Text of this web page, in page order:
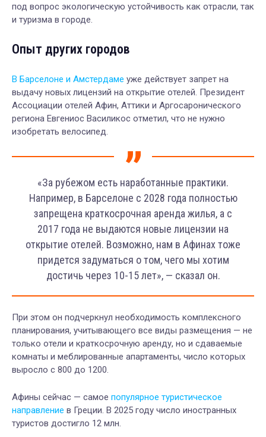
под вопрос экологическую устойчивость как отрасли, так
и туризма в городе.
Опыт других городов
В Барселоне и Амстердаме уже действует запрет на
выдачу новых лицензий на открытие отелей. Президент
Ассоциации отелей Афин, Аттики и Аргосаронического
региона Евгениос Василикос отметил, что не нужно
изобретать велосипед.
«За рубежом есть наработанные практики.
Например, в Барселоне с 2028 года полностью
запрещена краткосрочная аренда жилья, а с
2017 года не выдаются новые лицензии на
открытие отелей. Возможно, нам в Афинах тоже
придется задуматься о том, чего мы хотим
достичь через 10-15 лет», — сказал он.
При этом он подчеркнул необходимость комплексного
планирования, учитывающего все виды размещения — не
только отели и краткосрочную аренду, но и сдаваемые
комнаты и меблированные апартаменты, число которых
выросло с 800 до 1200.
Афины сейчас — самое популярное туристическое
направление в Греции. В 2025 году число иностранных
туристов достигло 12 млн.